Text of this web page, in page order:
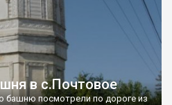
в с.Почтовое
башню посмотрели по дороге из